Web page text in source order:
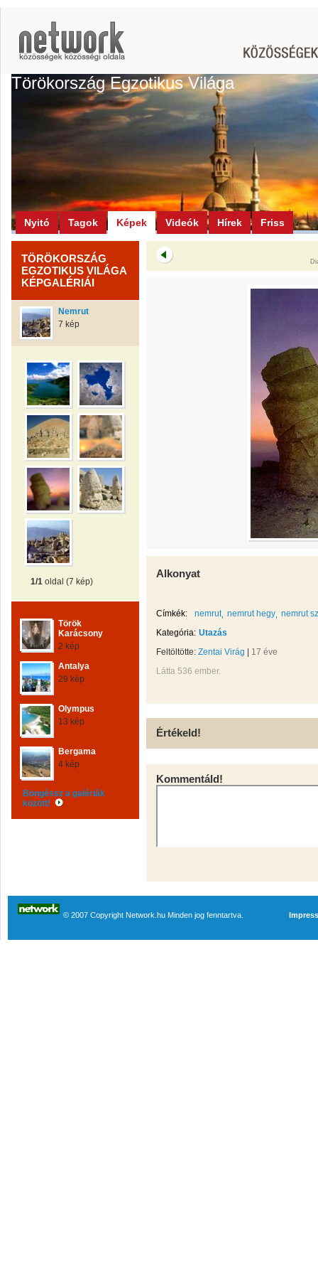
Törökország Egzotikus Világa
Nyitó Tagok Képek Videók Hírek Friss
TÖRÖKORSZÁG
EGZOTIKUS VILÁGA
KÉPGALÉRIÁI
Nemrut
7 kép
1/1 oldal (7 kép)
Török
Karácsony
2 kép
Antalya
29 kép
Olympus
13 kép
Bergama
4 kép
Böngéssz a galériák
között!
Alkonyat
Címkék: nemrut nemrut hegy nemrut
Kategória: Utazás
Feltöltötte: Zentai Virág
17 éve
Látta 536 ember.
Értékeld!
Kommentáld!
© 2007 Copyright Network.hu Minden jog fenntartva.